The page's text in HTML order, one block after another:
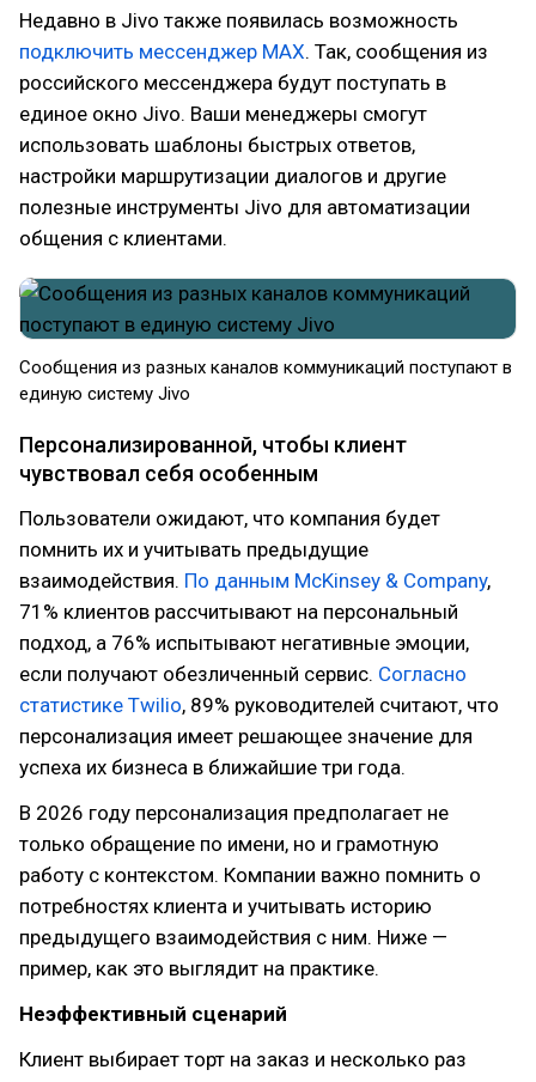
Недавно в Jivo также появилась возможность
подключить мессенджер MAX. Так, сообщения из
российского мессенджера будут поступать в
единое окно Jivo. Ваши менеджеры смогут
использовать шаблоны быстрых ответов,
настройки маршрутизации диалогов и другие
полезные инструменты Jivo для автоматизации
общения с клиентами.
Сообщения из разных каналов коммуникаций поступают в
единую систему Jivo
Персонализированной, чтобы клиент
чувствовал себя особенным
Пользователи ожидают, что компания будет
помнить их и учитывать предыдущие
взаимодействия. По данным McKinsey & Company,
71% клиентов рассчитывают на персональный
подход, а 76% испытывают негативные эмоции,
если получают обезличенный сервис. Согласно
статистике Twilio, 89% руководителей считают, что
персонализация имеет решающее значение для
успеха их бизнеса в ближайшие три года.
В 2026 году персонализация предполагает не
только обращение по имени, но и грамотную
работу с контекстом. Компании важно помнить о
потребностях клиента и учитывать историю
предыдущего взаимодействия с ним. Ниже —
пример, как это выглядит на практике.
Неэффективный сценарий
Клиент выбирает торт на заказ и несколько раз